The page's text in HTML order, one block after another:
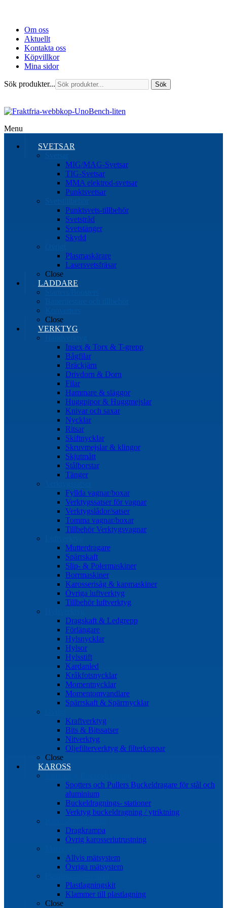
Om oss
Aktuellt
Kontakta oss
Köpvillkor
Mina sidor
Sök produkter... Sök
Menu
SVETSAR
MIG/MAG-Svetsar
TIG-Svetsar
MMA elektrod-svetsar
Punktsvetsar
Punktsvets-tillbehör
Svetstråd
Svetstänger
Skydd
Plasmaskärare
Lasersvetsfräsar
Close
LADDARE
Close
VERKTYG
Insex & Torx & T-grepp
Bågfilar
Bräckjärn
Drivdorn & Dorn
Filar
Hammare & släggor
Huggpipor & Huggmejslar
Knivar och saxar
Nycklar
Ritsar
Skiftnycklar
Skruvmejslar & klingor
Skjutmått
Stålborstar
Tänger
Fyllda vagnar/boxar
Verktygssatser för vagnar
Verktygslådor/satser
Tomma vagnar/boxar
Tillbehör Verktygsvagnar
Mutterdragare
Spärrskaft
Slip- & Polermaskiner
Borrmaskiner
Karosserisåg & kapmaskiner
Övriga luftverktyg
Tillbehör luftverktyg
Dragskaft & Ledgrepp
Förlängare
Hylsnycklar
Hylsor
Hylsstift
Kardanled
Kråkfotsnycklar
Momentnycklar
Momentomvandlare
Spärrskaft & Spärrnycklar
Kraftverktyg
Bits & Bitssatser
Nitverktyg
Oljefilterverktyg & filterkoppar
Close
KAROSS
Spotters och Pullers Buckeldragare för stål och
aluminium
Buckeldragnings- stationer
Verktyg buckeldragning / ytriktning
Dragkrampa
Övrig karosseriutrustning
Allvis mätsystem
Övriga mätsystem
Plastlagningskit
Klammer till plastlagning
Close